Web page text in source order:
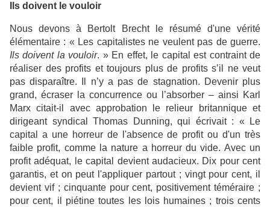
Ils doivent le vouloir
Nous devons à Bertolt Brecht le résumé d'une vérité
élémentaire : « Les capitalistes ne veulent pas de guerre.
Ils doivent la vouloir. » En effet, le capital est contraint de
réaliser des profits et toujours plus de profits s’il ne veut
pas disparaître. Il n’y a pas de stagnation. Devenir plus
grand, écraser la concurrence ou l’absorber – ainsi Karl
Marx citait-il avec approbation le relieur britannique et
dirigeant syndical Thomas Dunning, qui écrivait : « Le
capital a une horreur de l'absence de profit ou d'un très
faible profit, comme la nature a horreur du vide. Avec un
profit adéquat, le capital devient audacieux. Dix pour cent
garantis, et on peut l'appliquer partout ; vingt pour cent, il
devient vif ; cinquante pour cent, positivement téméraire ;
pour cent, il piétine toutes les lois humaines ; trois cents